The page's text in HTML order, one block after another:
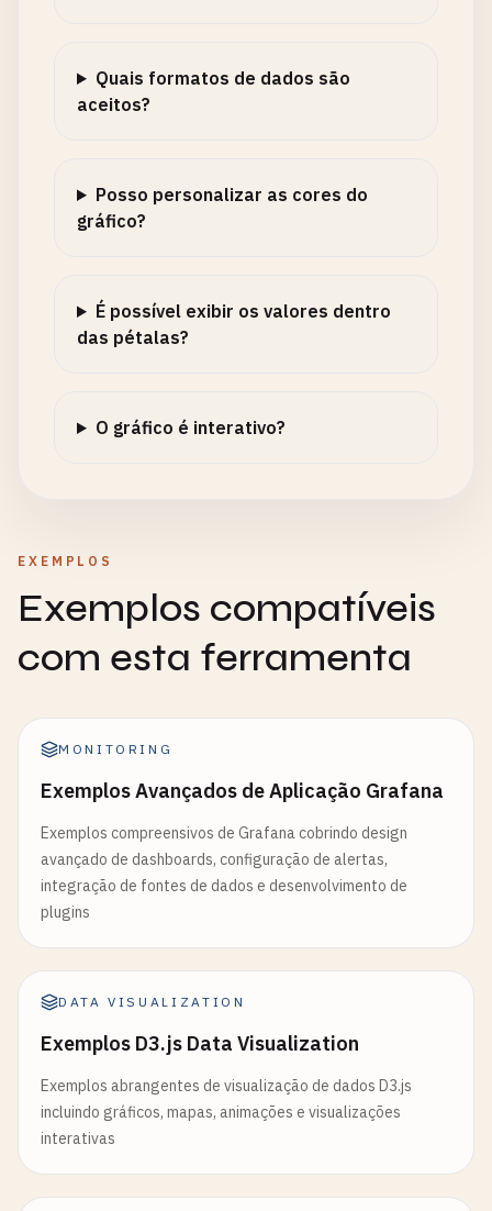
Quais formatos de dados são
aceitos?
Posso personalizar as cores do
gráfico?
É possível exibir os valores dentro
das pétalas?
O gráfico é interativo?
EXEMPLOS
Exemplos compatíveis
com esta ferramenta
MONITORING
Exemplos Avançados de Aplicação Grafana
Exemplos compreensivos de Grafana cobrindo design
avançado de dashboards, configuração de alertas,
integração de fontes de dados e desenvolvimento de
plugins
DATA VISUALIZATION
Exemplos D3.js Data Visualization
Exemplos abrangentes de visualização de dados D3.js
incluindo gráficos, mapas, animações e visualizações
interativas